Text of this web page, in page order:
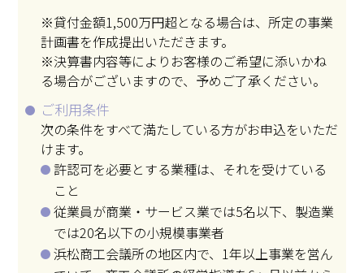
※貸付金額1,500万円超となる場合は、所定の事業
計画書を作成提出いただきます。
※決算書内容等によりお客様のご希望に添いかね
る場合がございますので、予めご了承ください。
ご利用条件
次の条件をすべて満たしている方がお申込をいただ
けます。
許認可を必要とする業種は、それを受けている
こと
従業員が商業・サービス業では5名以下、製造業
では20名以下の小規模事業者
浜松商工会議所の地区内で、1年以上事業を営ん